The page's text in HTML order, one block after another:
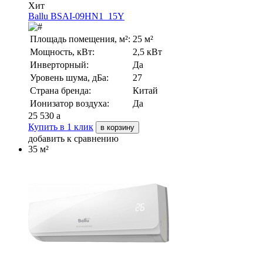
Хит
Ballu BSAI-09HN1_15Y
Площадь помещения, м²: 25 м²
Мощность, кВт:
2,5 кВт
Инверторный:
Да
Уровень шума, дБа:
27
Страна бренда:
Китай
Ионизатор воздуха:
Да
25 530 a
Купить в 1 клик
в корзину
добавить к сравнению
35 м²